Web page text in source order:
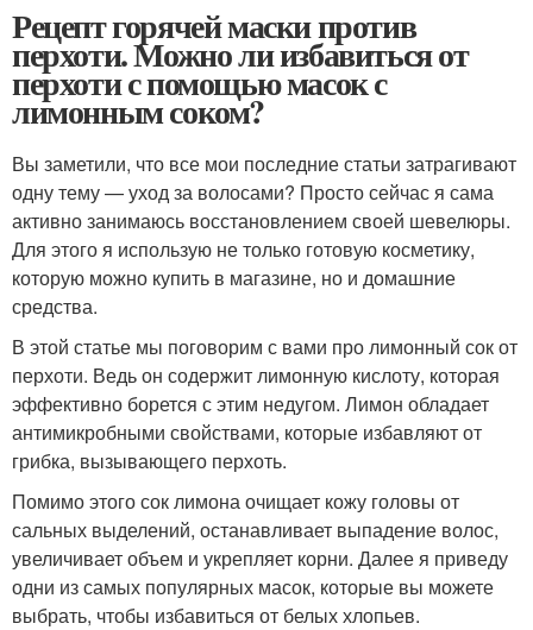
Рецепт горячей маски против
перхоти. Можно ли избавиться от
перхоти с помощью масок с
лимонным соком?
Вы заметили, что все мои последние статьи затрагивают
одну тему — уход за волосами? Просто сейчас я сама
активно занимаюсь восстановлением своей шевелюры.
Для этого я использую не только готовую косметику,
которую можно купить в магазине, но и домашние
средства.
В этой статье мы поговорим с вами про лимонный сок от
перхоти. Ведь он содержит лимонную кислоту, которая
эффективно борется с этим недугом. Лимон обладает
антимикробными свойствами, которые избавляют от
грибка, вызывающего перхоть.
Помимо этого сок лимона очищает кожу головы от
сальных выделений, останавливает выпадение волос,
увеличивает объем и укрепляет корни. Далее я приведу
одни из самых популярных масок, которые вы можете
выбрать, чтобы избавиться от белых хлопьев.